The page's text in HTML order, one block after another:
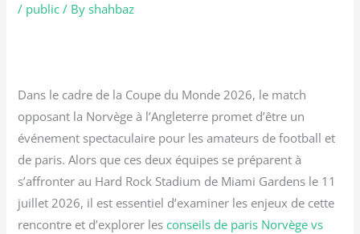
/ public / Byshahbaz
Dans le cadre de la Coupe du Monde 2026, le match
opposant la Norvège à l’Angleterre promet d’être un
événement spectaculaire pour les amateurs de football et
de paris. Alors que ces deux équipes se préparent à
s’affronter au Hard Rock Stadium de Miami Gardens le 11
juillet 2026, il est essentiel d’examiner les enjeux de cette
rencontre et d’explorer lesconseils de paris Norvège vs